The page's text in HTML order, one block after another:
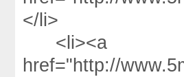
</li>
<li><a
href="http://